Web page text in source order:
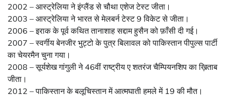
2002 – आस्ट्रेलिया ने इंग्लैंड से चौथा एशेज टेस्ट जीता।
2003 – आस्ट्रेलिया ने भारत से मेलबर्न टेस्ट 9 विकेट से जीता।
2006 – इराक के पूर्व कथित तानाशाह सद्दाम हुसैन को फ़ाँसी दी गई।
2007 – स्वर्गीय बेनजीर भुट्टो के पुत्र बिलावल को पाकिस्तान पीपुल्स पार्टी
का चेयरमैन चुना गया।
2008 – सूर्यशेख गांगुली ने 46वीं राष्ट्रीय ए शतरंज चैम्पियनशिप का ख़िताब
जीता।
2012 – पाकिस्तान के बलूचिस्तान में आत्मघाती हमले में 19 की मौत।